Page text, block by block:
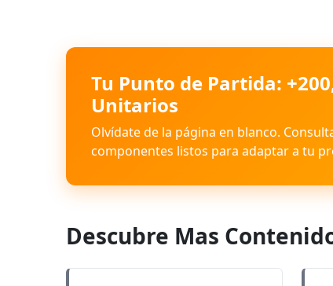
Tu Punto de Partida:
Unitarios
Olvídate de la página en blanco.
componentes listos para adaptar a tu
Descubre Mas